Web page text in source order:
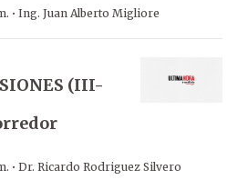
· Ing. Juan Alberto Migliore
(III-
· Dr. Ricardo Rodriguez Silvero